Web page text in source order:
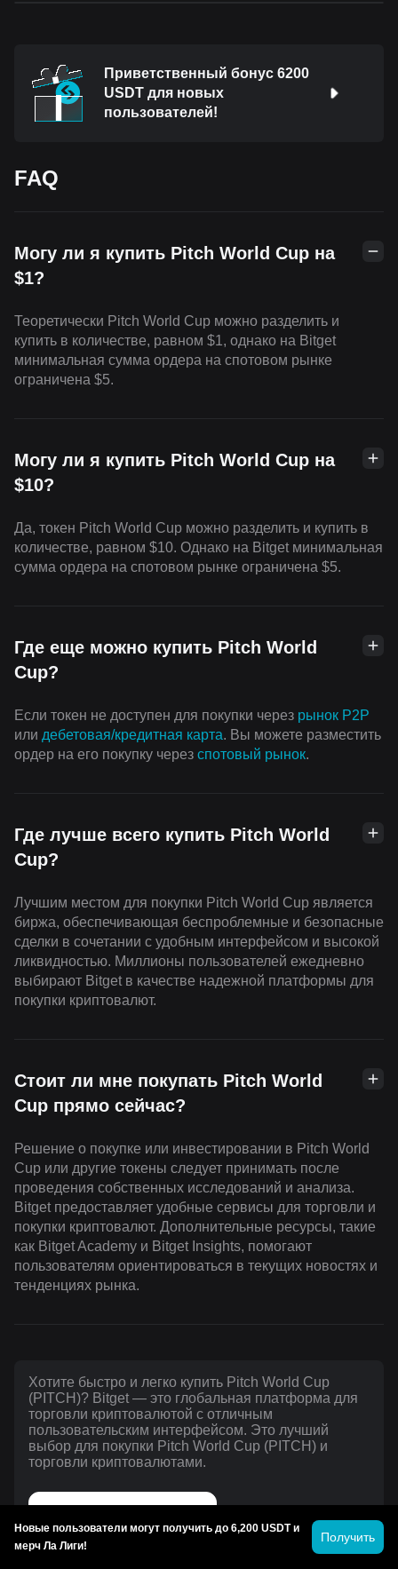
Приветственный бонус 6200
USDT для новых
пользователей!
FAQ
Могу ли я купить Pitch World Cup на
$1?
Теоретически Pitch World Cup можно разделить и
купить в количестве, равном $1, однако на Bitget
минимальная сумма ордера на спотовом рынке
ограничена $5.
Могу ли я купить Pitch World Cup на
$10?
Да, токен Pitch World Cup можно разделить и купить в
количестве, равном $10. Однако на Bitget минимальная
сумма ордера на спотовом рынке ограничена $5.
Где еще можно купить Pitch World
Cup?
Если токен не доступен для покупки через рынок P2P
или дебетовая/кредитная карта. Вы можете разместить
ордер на его покупку через cпотовый рынок.
Где лучше всего купить Pitch World
Cup?
Лучшим местом для покупки Pitch World Cup является
биржа, обеспечивающая беспроблемные и безопасные
сделки в сочетании с удобным интерфейсом и высокой
ликвидностью. Миллионы пользователей ежедневно
выбирают Bitget в качестве надежной платформы для
покупки криптовалют.
Стоит ли мне покупать Pitch World
Cup прямо сейчас?
Решение о покупке или инвестировании в Pitch World
Cup или другие токены следует принимать после
проведения собственных исследований и анализа.
Bitget предоставляет удобные сервисы для торговли и
покупки криптовалют. Дополнительные ресурсы, такие
как Bitget Academy и Bitget Insights, помогают
пользователям ориентироваться в текущих новостях и
тенденциях рынка.
Хотите быстро и легко купить Pitch World Cup
(PITCH)? Bitget — это глобальная платформа для
торговли криптовалютой с отличным
пользовательским интерфейсом. Это лучший
выбор для покупки Pitch World Cup (PITCH) и
торговли криптовалютами.
Новые пользователи могут получить до 6,200 USDT и
мерч Ла Лиги!
Получить